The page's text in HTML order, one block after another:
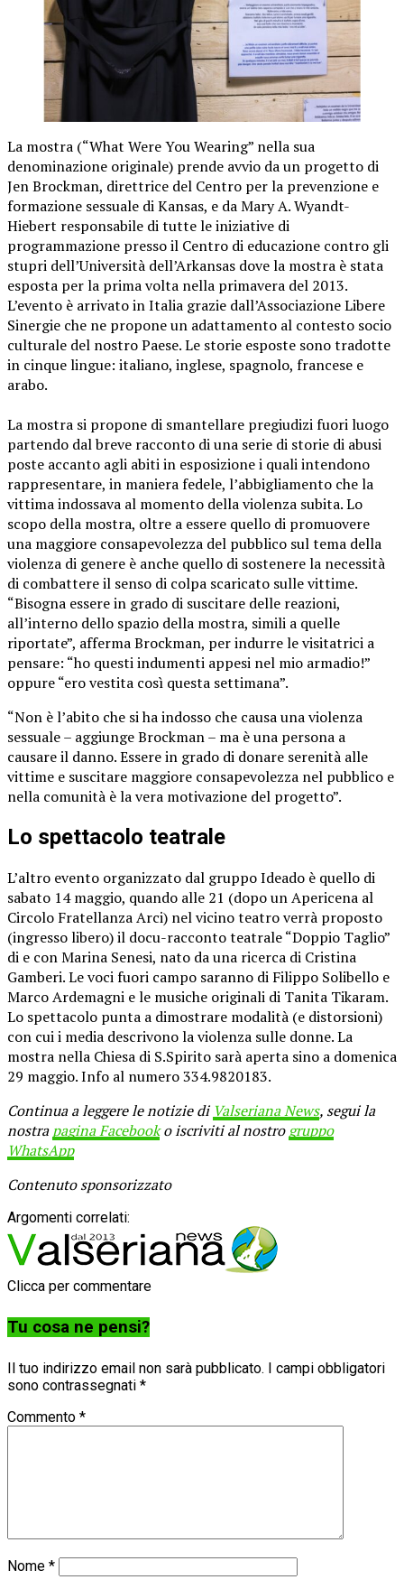
La mostra (“What Were You Wearing” nella sua
denominazione originale) prende avvio da un progetto di
Jen Brockman, direttrice del Centro per la prevenzione e
formazione sessuale di Kansas, e da Mary A. Wyandt-
Hiebert responsabile di tutte le iniziative di
programmazione presso il Centro di educazione contro gli
stupri dell’Università dell’Arkansas dove la mostra è stata
esposta per la prima volta nella primavera del 2013.
L’evento è arrivato in Italia grazie dall’Associazione Libere
Sinergie che ne propone un adattamento al contesto socio
culturale del nostro Paese. Le storie esposte sono tradotte
in cinque lingue: italiano, inglese, spagnolo, francese e
arabo.
La mostra si propone di smantellare pregiudizi fuori luogo
partendo dal breve racconto di una serie di storie di abusi
poste accanto agli abiti in esposizione i quali intendono
rappresentare, in maniera fedele, l’abbigliamento che la
vittima indossava al momento della violenza subita. Lo
scopo della mostra, oltre a essere quello di promuovere
una maggiore consapevolezza del pubblico sul tema della
violenza di genere è anche quello di sostenere la necessità
di combattere il senso di colpa scaricato sulle vittime.
“Bisogna essere in grado di suscitare delle reazioni,
all’interno dello spazio della mostra, simili a quelle
riportate”, afferma Brockman, per indurre le visitatrici a
pensare: “ho questi indumenti appesi nel mio armadio!”
oppure “ero vestita così questa settimana”.
“Non è l’abito che si ha indosso che causa una violenza
sessuale – aggiunge Brockman – ma è una persona a
causare il danno. Essere in grado di donare serenità alle
vittime e suscitare maggiore consapevolezza nel pubblico e
nella comunità è la vera motivazione del progetto”.
Lo spettacolo teatrale
L’altro evento organizzato dal gruppo Ideado è quello di
sabato 14 maggio, quando alle 21 (dopo un Apericena al
Circolo Fratellanza Arci) nel vicino teatro verrà proposto
(ingresso libero) il docu-racconto teatrale “Doppio Taglio”
di e con Marina Senesi, nato da una ricerca di Cristina
Gamberi. Le voci fuori campo saranno di Filippo Solibello e
Marco Ardemagni e le musiche originali di Tanita Tikaram.
Lo spettacolo punta a dimostrare modalità (e distorsioni)
con cui i media descrivono la violenza sulle donne. La
mostra nella Chiesa di S.Spirito sarà aperta sino a domenica
29 maggio. Info al numero 334.9820183.
Continua a leggere le notizie di Valseriana News, segui la
nostrapagina Facebooko iscriviti al nostrogruppo
WhatsApp
Contenuto sponsorizzato
Argomenti correlati:
Clicca per commentare
Tu cosa ne pensi?
Il tuo indirizzo email non sarà pubblicato. I campi obbligatori
sono contrassegnati *
Commento *
Nome *